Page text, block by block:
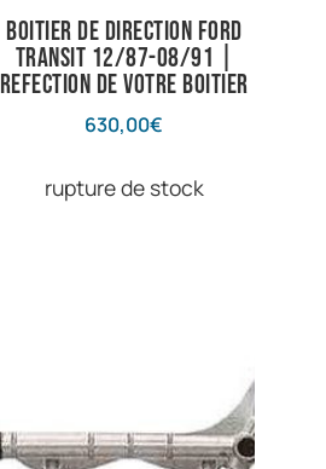
Boitier de direction Ford
Transit 12/87-08/91 |
Refection de votre boitier
630,00€
rupture de stock